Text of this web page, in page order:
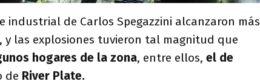
industrial de Carlos Spegazzini alcanzaron más
y las explosiones tuvieron tal magnitud que
hogares de la zona, entre ellos, el de
de River Plate.